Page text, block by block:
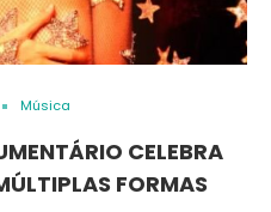
Música
CELEBRA
FORMAS